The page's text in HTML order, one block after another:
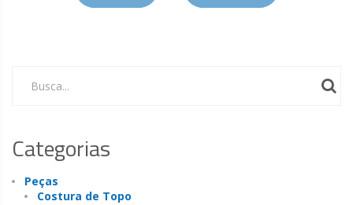
Busca...
Categorias
Peças
Costura de Topo